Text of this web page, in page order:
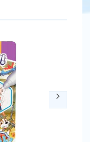
Next